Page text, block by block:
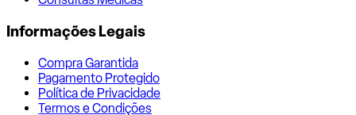
Informações Legais
Compra Garantida
Pagamento Protegido
Política de Privacidade
Termos e Condições